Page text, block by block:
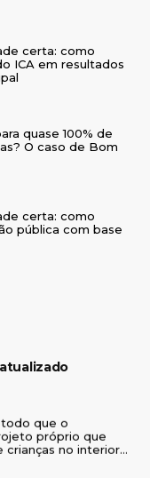
certa: como
ICA em resultados
quase 100% de
O caso de Bom
certa: como
pública com base
próprio que
no interior